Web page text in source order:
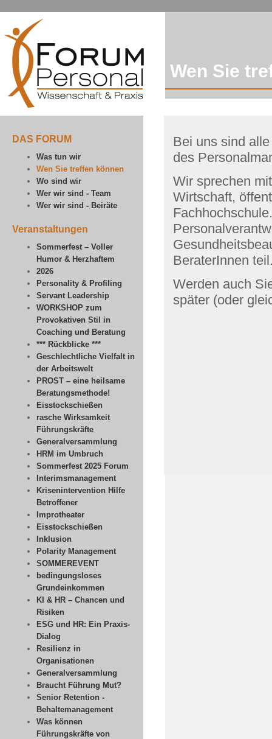
DAS FORUM
Was tun wir
Wen Sie treffen können
Wo sind wir
Wer wir sind - Team
Wer wir sind - Beiräte
Veranstaltungen
Sommerfest – Voller
Humor & Herzhaftem
2026
Personality & Profiling
Servant Leadership
WORKSHOP zum
Provokativen Stil in
Coaching und Beratung
*** Rückblicke ***
Geschlechtliche Vielfalt in
der Arbeitswelt
PROST – eine heilsame
Beratungsmethode!
Eisstockschießen
rasche Wirksamkeit
Führungskräfte
Generalversammlung
HRM im Umbruch
Sommerfest 2025 Forum
Interimsmanagement
Krisenintervention Hilfe
Betroffener
Improtheater
Eisstockschießen
Inklusion
Polarity Management
SOMMEREVENT
bedingungsloses
Grundeinkommen
KI & HR – Chancen und
Risiken
ESG und HR: Ein Praxis-
Dialog
Resilienz in
Organisationen
Generalversammlung
Braucht Führung Mut?
Senior Retention -
Behaltemanagement
Was können
Führungskräfte von
Wen Sie
Bei uns sind
des
Wir sprechen
Wirtschaft,
BeraterInnen
Werden auch
später (oder